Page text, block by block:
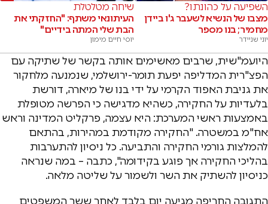
השפיעה על כהונתו?
מצבו של הנשיא לשעבר ג'ו ביידן
מחמיר; בנו מספר
יוני שניידר
שיחה מטלטלת
העיתונאי משתף: "החזקתי את
הבת שלי המתה בידיים"
יוסי חיים מימון
היועמ"שית, שרבים מאשימים אותה בקשר של שתיקה עם
הפצ"רית המדליפה יפעת תומר-ירושלמי, שנמנעה מלחקור
את גניבת האפוד הקרמי על ידי בנו של מיארה, דורשת
בלעדיות על החקירה, כשהיא מדגישה כי הפרשה מטופלת
באמצעות ראשי המערכת: היא עצמה, פרקליט המדינה וראש
אח"מ במשטרה. "החקירה מקודמת במהירות, בהתאם
להמלצות גורמי החקירה והתביעה. כל ניסיון להתערבות
בהליכי החקירה אך פוגע בקידומה", כתבה – במה שנראה
כניסיון להשתיק את השר ולשמור על שליטה מלאה.
התגובה החריפה מגיעה יום בלבד לאחר ששר המשפטים